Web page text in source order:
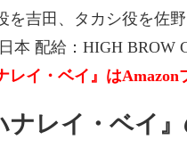
を吉田、タカシ役を佐
本 配給：HIGH BROW
イ・ベイ』はAmazon
ナレイ・ベイ